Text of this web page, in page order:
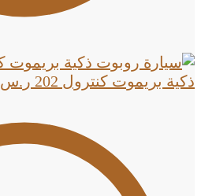
ذكية بريموت كنترول 202 ر.س